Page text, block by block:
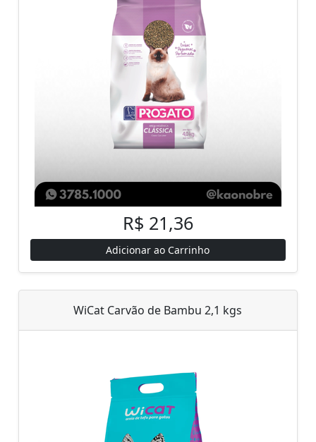
R$ 21,36
Adicionar ao Carrinho
WiCat Carvão de Bambu 2,1 kgs